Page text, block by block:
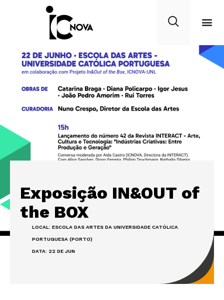
Exposição IN&OUT of
the BOX
LOCAL: ESCOLA DAS ARTES DA UNIVERSIDADE CATÓLICA
PORTUGUESA (PORTO)
DATA: 22 DE JUN